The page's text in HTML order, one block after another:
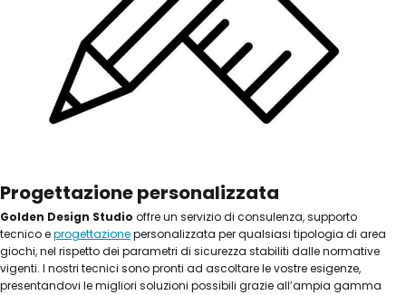
Progettazione personalizzata
Golden Design Studio offre un servizio di consulenza, supporto
tecnico eprogettazionepersonalizzata per qualsiasi tipologia di area
giochi, nel rispetto dei parametri di sicurezza stabiliti dalle normative
vigenti. I nostri tecnici sono pronti ad ascoltare le vostre esigenze,
presentandovi le migliori soluzioni possibili grazie all’ampia gamma